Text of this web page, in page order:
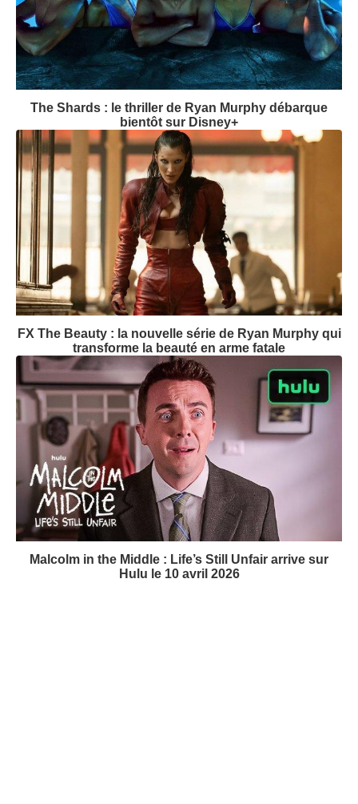
The Shards : le thriller de Ryan Murphy débarque
bientôt sur Disney+
FX The Beauty : la nouvelle série de Ryan Murphy qui
transforme la beauté en arme fatale
Malcolm in the Middle : Life’s Still Unfair arrive sur
Hulu le 10 avril 2026